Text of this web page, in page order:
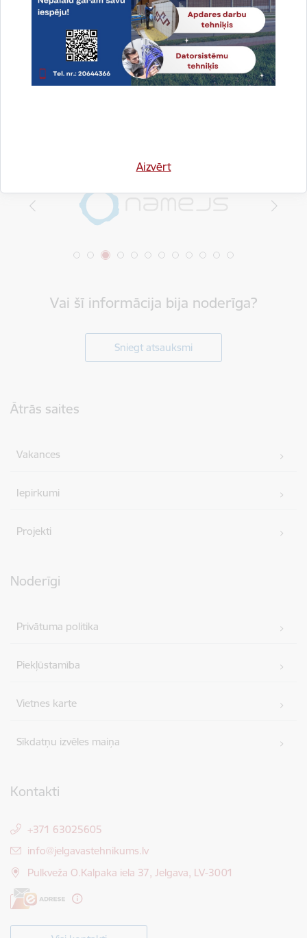
Aizvērt
Drukāt lapu
Dalīties
Vai šī informācija bija noderīga?
Sniegt atsauksmi
Ātrās saites
Vakances
Iepirkumi
Projekti
Noderīgi
Privātuma politika
Piekļūstamība
Vietnes karte
Sīkdatņu izvēles maiņa
Kontakti
+371 63025605
E-pasts:
info@jelgavastehnikums.lv
Pulkveža O.Kalpaka iela 37, Jelgava, LV-3001